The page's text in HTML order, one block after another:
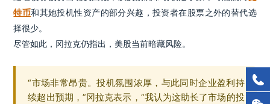
特币和其她投机性资产的部分兴趣，投资者在股票之外的替代选
择很少。
尽管如此，冈拉克仍指出，美股当前暗藏风险。
“市场非常昂贵。投机氛围浓厚，与此同时企业盈利持
续超出预期，”冈拉克表示，“我认为这助长了市场的投